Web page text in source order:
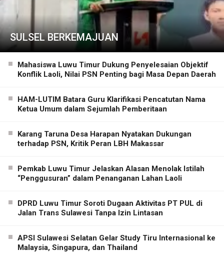
SULSEL BERKEMAJUAN
Mahasiswa Luwu Timur Dukung Penyelesaian Objektif
Konflik Laoli, Nilai PSN Penting bagi Masa Depan Daerah
HAM-LUTIM Batara Guru Klarifikasi Pencatutan Nama
Ketua Umum dalam Sejumlah Pemberitaan
Karang Taruna Desa Harapan Nyatakan Dukungan
terhadap PSN, Kritik Peran LBH Makassar
Pemkab Luwu Timur Jelaskan Alasan Menolak Istilah
“Penggusuran” dalam Penanganan Lahan Laoli
DPRD Luwu Timur Soroti Dugaan Aktivitas PT PUL di
Jalan Trans Sulawesi Tanpa Izin Lintasan
APSI Sulawesi Selatan Gelar Study Tiru Internasional ke
Malaysia, Singapura, dan Thailand